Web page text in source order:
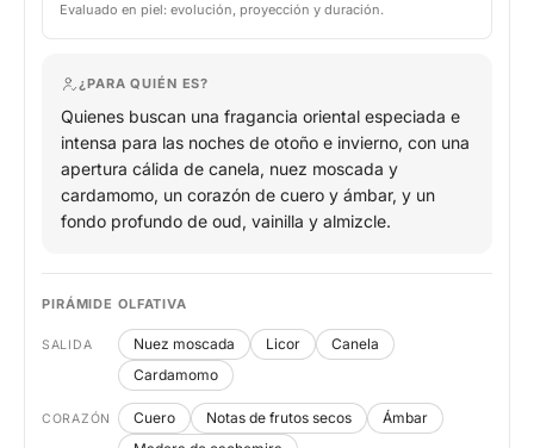
Evaluado en piel: evolución, proyección y duración.
¿PARA QUIÉN ES?
Quienes buscan una fragancia oriental especiada e
intensa para las noches de otoño e invierno, con una
apertura cálida de canela, nuez moscada y
cardamomo, un corazón de cuero y ámbar, y un
fondo profundo de oud, vainilla y almizcle.
PIRÁMIDE OLFATIVA
SALIDA Nuez moscada Licor
Canela
Cardamomo
CORAZÓN Cuero Notas de frutos secos
Ámbar